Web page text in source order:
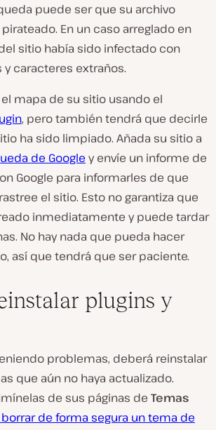
puede ser que su archivo
En un caso arreglado en
sitio había sido infectado con
caracteres extraños.
mapa de su sitio usando el
, pero también tendrá que decirle
ha sido limpiado. Añada su sitio a
de Google y envíe un informe de
Google para informarles de que
el sitio. Esto no garantiza que
inmediatamente y puede tardar
No hay nada que pueda hacer
así que tendrá que ser paciente.
plugins y
problemas, deberá reinstalar
que aún no haya actualizado.
de sus páginas de Temas
de forma segura un tema de